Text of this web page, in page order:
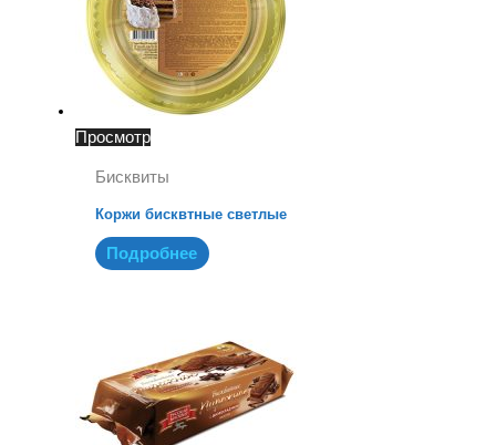
Просмотр
Бисквиты
Коржи бисквтные светлые
Подробнее